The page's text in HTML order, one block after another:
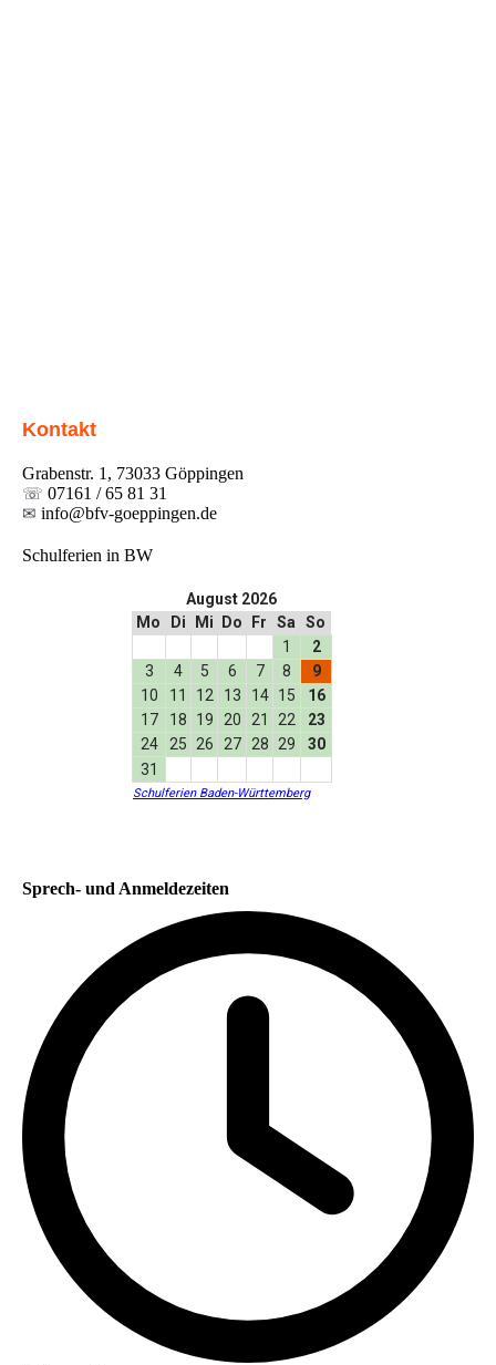
Kontakt
Grabenstr. 1, 73033 Göppingen
☏ 07161 / 65 81 31
✉ info@bfv-goeppingen.de
Schulferien in BW
Sprech- und Anmeldezeiten